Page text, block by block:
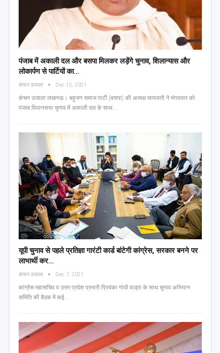
पंजाब में अकाली दल और बसपा मिलकर लड़ेंगे चुनाव, शिलान्यास और
लोकार्पण से पार्टियों का…
कंचन उजाला Dec 15, 2021
कंचन उजाला लखनऊ। बहुजन समाज पार्टी (बसपा) की अध्यक्ष मायावती ने मंगलवार को
पंजाब विधानसभा चुनाव में अकाली दल के साथ…
यूपी चुनाव से पहले प्रतिज्ञा गारंटी कार्ड बांटेगी कांग्रेस, सरकार बनने पर
लाभार्थी कर…
कंचन उजाला Dec 7, 2021
कांग्रेस महासचिव व उत्तर प्रदेश प्रभारी प्रियंका गांधी वाड्रा के साथ चुनाव अभियान
समिति की बैठक में कई…